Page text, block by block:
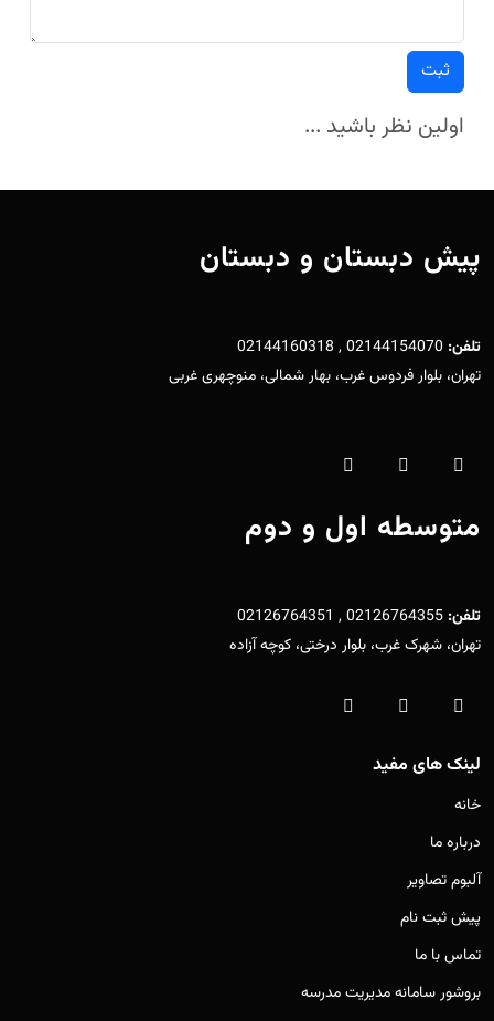
ثبت
اولین نظر باشید ...
پیش دبستان و دبستان
تلفن: 02144154070 , 02144160318
تهران، بلوار فردوس غرب، بهار شمالی، منوچهری غربی
متوسطه اول و دوم
تلفن: 02126764355 , 02126764351
تهران، شهرک غرب، بلوار درختی، کوچه آزاده
لینک های مفید
خانه
درباره ما
آلبوم تصاویر
پیش ثبت نام
تماس با ما
بروشور سامانه مدیریت مدرسه